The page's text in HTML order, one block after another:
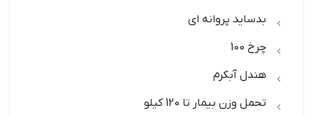
بدساید پروانه ای
چرخ 100
هندل آبکرم
تحمل وزن بیمار تا 120 کیلو